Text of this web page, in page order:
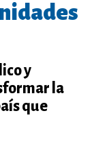
y
la
que